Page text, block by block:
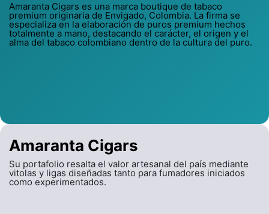
Amaranta Cigars
Su portafolio resalta el valor artesanal del país mediante
vitolas y ligas diseñadas tanto para fumadores iniciados
como experimentados.
Amaranta Cigars es una marca boutique de tabaco
premium originaria de Envigado, Colombia. La firma se
especializa en la elaboración de puros premium hechos
totalmente a mano, destacando el carácter, el origen y el
alma del tabaco colombiano dentro de la cultura del puro.